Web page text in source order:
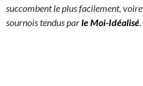
succombent le plus facilement, voire
sournois tendus parle Moi-Idéalisé